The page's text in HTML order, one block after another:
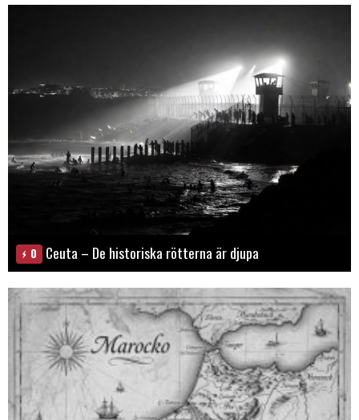
0 Ceuta – De historiska rötterna är djupa